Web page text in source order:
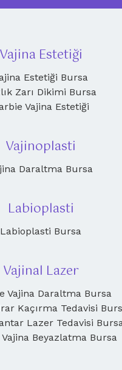
Vajina Estetiği
Estetiği Bursa
Zarı Dikimi Bursa
Vajina Estetiği
Vajinoplasti
Daraltma Bursa
Labioplasti
Labioplasti Bursa
Vajinal Lazer
Vajina Daraltma Bursa
Kaçırma Tedavisi
Lazer Tedavisi
Beyazlatma Bursa